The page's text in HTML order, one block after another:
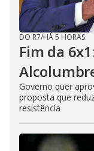
DO R7/HÁ 5 HORAS
Fim da
Governo quer
proposta que
resistência